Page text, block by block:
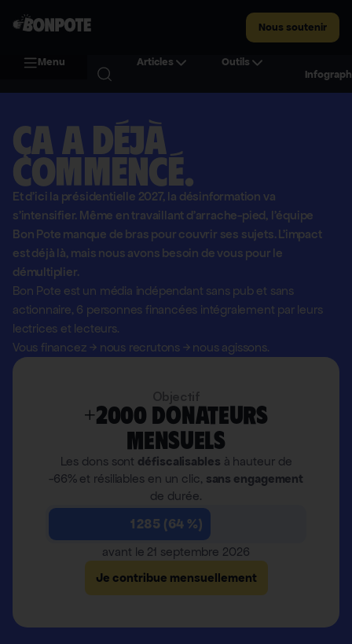
Nous soutenir
Menu Articles
Outils
Ça a déjà
commencé.
Et d'ici la présidentielle 2027, la désinformation va
s'intensifier. Même en travaillant d'arrache-pied, l'équipe
Bon Pote manque de bras pour couvrir ses sujets. L'impact
est déjà là, mais nous avons besoin de vous pour le
démultiplier.
Bon Pote est un média indépendant sans pub et sans
actionnaire, 6 personnes financées intégralement par leurs
lectrices et lecteurs.
Vous financez→ nous recrutons →nous agissons.
+2000 donateurs
mensuels
Les dons sont défiscalisables à hauteur de
-66% et résiliables en un clic, sans engagement
de durée.
1 285 (64 %)
avant le 21 septembre 2026
Je contribue mensuellement